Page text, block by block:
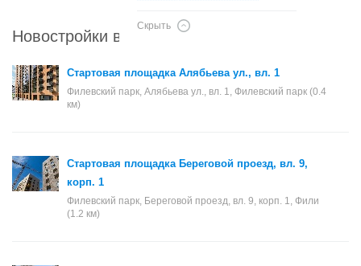
Скрыть
Новостройки в районе Филевский парк
Стартовая площадка Алябьева ул., вл. 1
Филевский парк, Алябьева ул., вл. 1, Филевский парк (0.4
км)
Стартовая площадка Береговой проезд, вл. 9,
корп. 1
Филевский парк, Береговой проезд, вл. 9, корп. 1, Фили
(1.2 км)